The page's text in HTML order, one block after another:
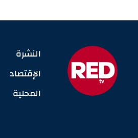
النشرة
الإقتصاد
المحلية